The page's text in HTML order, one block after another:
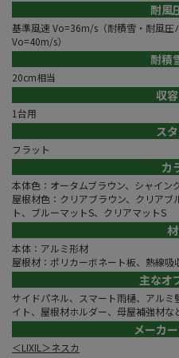
耐風
基準風速 Vo=36m/s（耐積雪・耐風圧
Vo=40m/s）
耐積
20cm相当
収
1台用
ス
フラット
カ
本体色：オータムブラウン、シャイン
屋根材色：クリアブラウン、クリア
ト、ブルーマットS、クリアマットS
本体：アルミ形材
屋根材：ポリカーボネート板、熱線吸
主なオ
サイドパネル、スマート雨樋、アル
イト、屋根材ホルダー、母屋補強材な
メーカ
＜LIXIL＞ネスカ